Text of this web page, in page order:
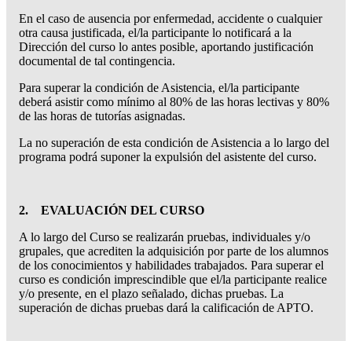
En el caso de ausencia por enfermedad, accidente o cualquier
otra causa justificada, el/la participante lo notificará a la
Dirección del curso lo antes posible, aportando justificación
documental de tal contingencia.
Para superar la condición de Asistencia, el/la participante
deberá asistir como mínimo al 80% de las horas lectivas y 80%
de las horas de tutorías asignadas.
La no superación de esta condición de Asistencia a lo largo del
programa podrá suponer la expulsión del asistente del curso.
2. EVALUACIÓN DEL CURSO
A lo largo del Curso se realizarán pruebas, individuales y/o
grupales, que acrediten la adquisición por parte de los alumnos
de los conocimientos y habilidades trabajados. Para superar el
curso es condición imprescindible que el/la participante realice
y/o presente, en el plazo señalado, dichas pruebas. La
superación de dichas pruebas dará la calificación de APTO.